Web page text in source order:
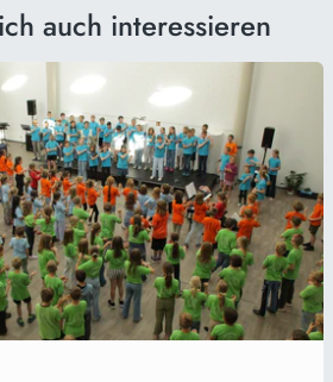
auch interessieren